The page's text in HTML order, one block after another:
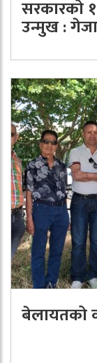
सरकारको
उन्मुख :
बेलायतको